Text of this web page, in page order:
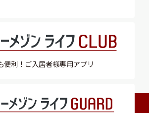
便利！ ご入居者様専用アプリ